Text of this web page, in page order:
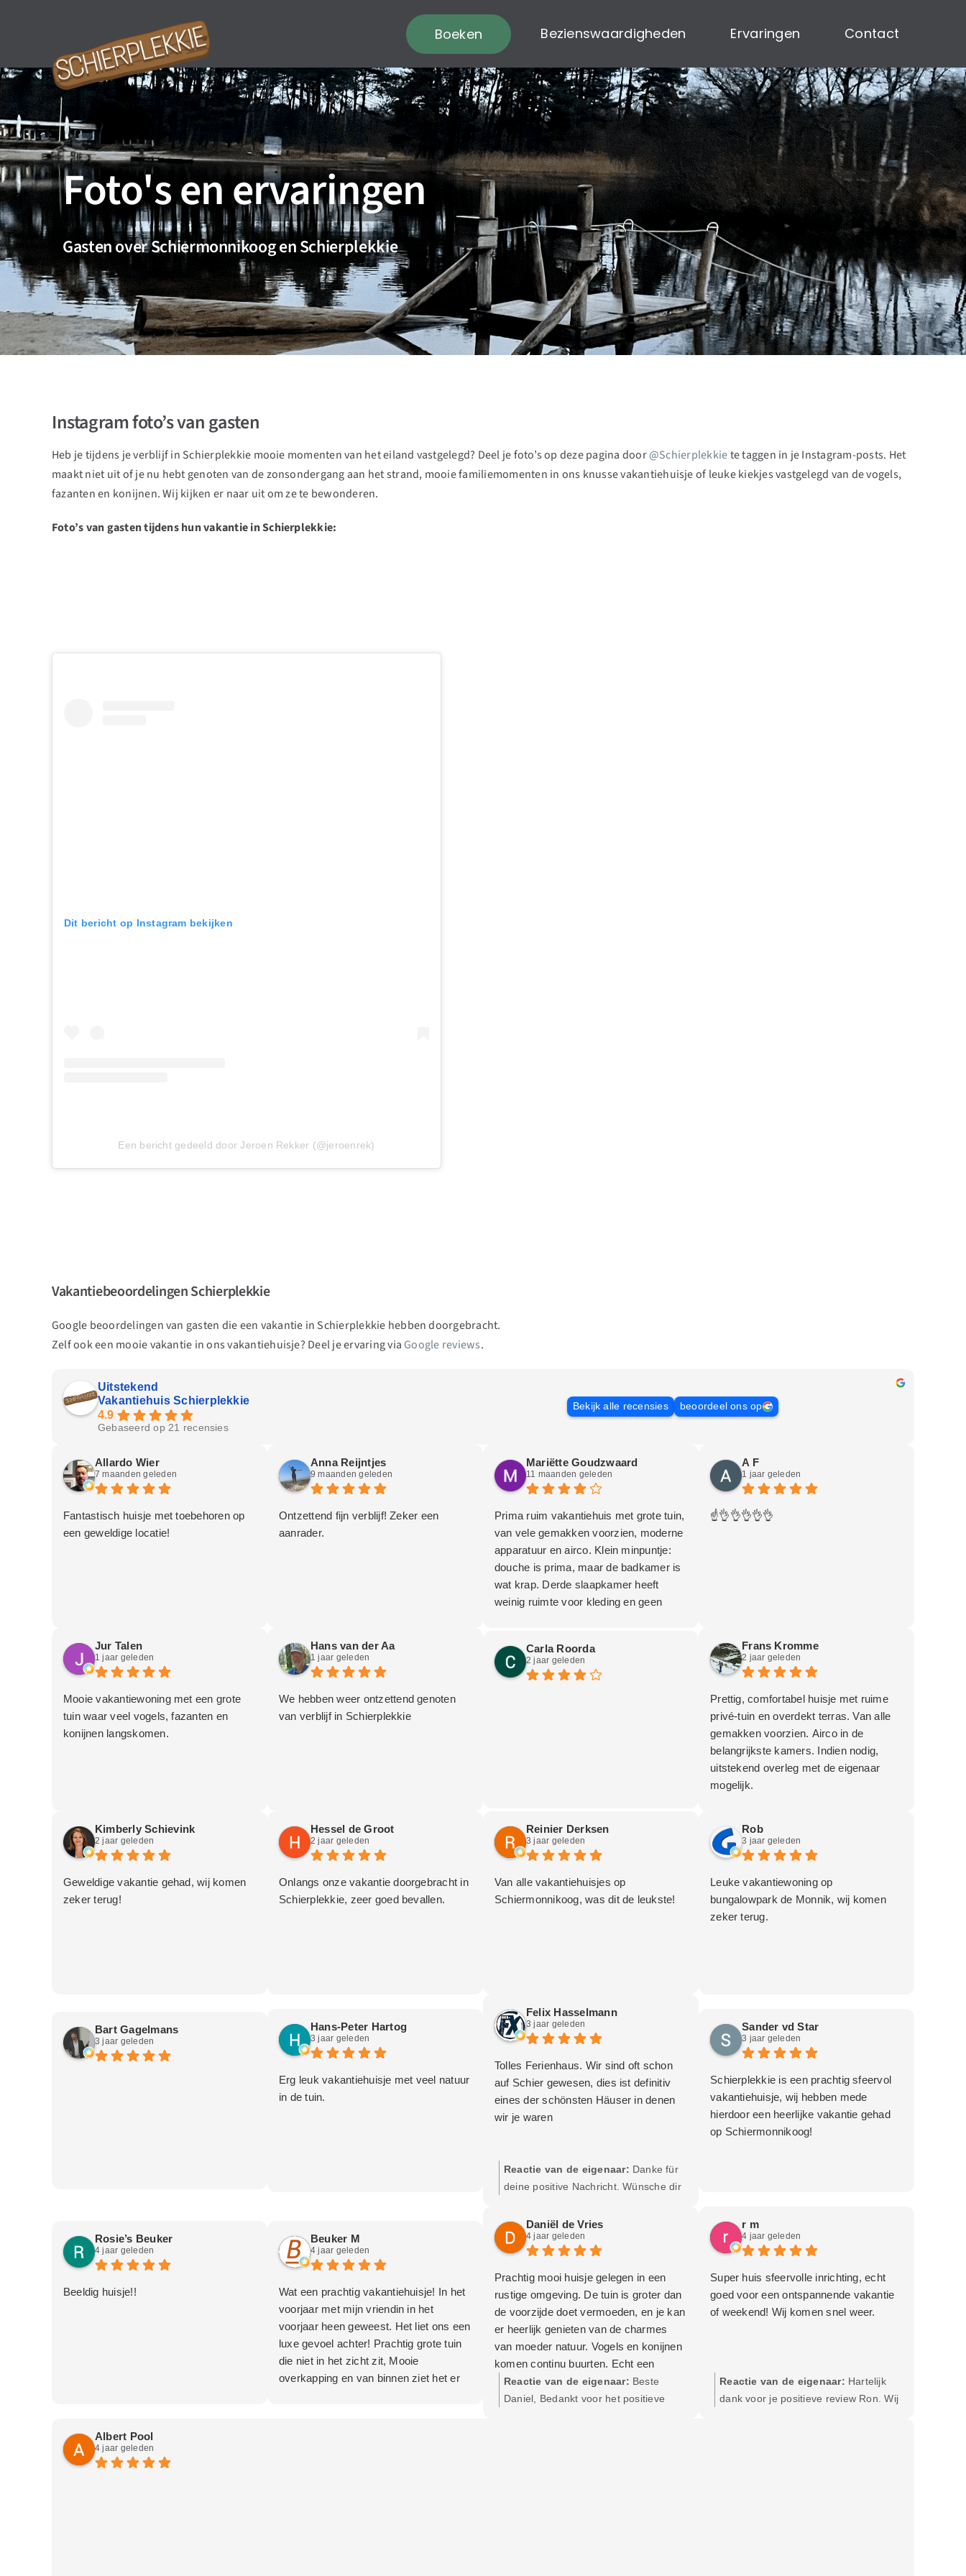
Boeken Bezienswaardigheden Ervaringen Contact
Foto's en ervaringen
Gasten over Schiermonnikoog en Schierplekkie
Instagram foto’s van gasten
Heb je tijdens je verblijf in Schierplekkie mooie momenten van het eiland vastgelegd? Deel je foto’s op deze pagina door@Schierplekkiete taggen in je Instagram-posts. Het
maakt niet uit of je nu hebt genoten van de zonsondergang aan het strand, mooie familiemomenten in ons knusse vakantiehuisje of leuke kiekjes vastgelegd van de vogels,
fazanten en konijnen. Wij kijken er naar uit om ze te bewonderen.
Foto’s van gasten tijdens hun vakantie in Schierplekkie:
Dit bericht op Instagram bekijken
Een bericht gedeeld door Jeroen Rekker (@jeroenrek)
Vakantiebeoordelingen Schierplekkie
Google beoordelingen van gasten die een vakantie in Schierplekkie hebben doorgebracht.
Zelf ook een mooie vakantie in ons vakantiehuisje? Deel je ervaring via Google reviews.
Uitstekend
Vakantiehuis Schierplekkie
4.9
Gebaseerd op 21 recensies
Bekijk alle recensies beoordeel ons op
Allardo Wier
7 maanden geleden
Fantastisch huisje met toebehoren op
een geweldige locatie!
Anna Reijntjes
9 maanden geleden
Ontzettend fijn verblijf! Zeker een
aanrader.
Mariëtte Goudzwaard
11 maanden geleden
Prima ruim vakantiehuis met grote tuin,
van vele gemakken voorzien, moderne
apparatuur en airco. Klein minpuntje:
douche is prima, maar de badkamer is
wat krap. Derde slaapkamer heeft
weinig ruimte voor kleding en geen
A F
1 jaar geleden
☝️👌👌👌👌👌
Jur Talen
1 jaar geleden
Mooie vakantiewoning met een grote
tuin waar veel vogels, fazanten en
konijnen langskomen.
Hans van der Aa
1 jaar geleden
We hebben weer ontzettend genoten
van verblijf in Schierplekkie
Carla Roorda
2 jaar geleden
Frans Kromme
2 jaar geleden
Prettig, comfortabel huisje met ruime
privé-tuin en overdekt terras. Van alle
gemakken voorzien. Airco in de
belangrijkste kamers. Indien nodig,
uitstekend overleg met de eigenaar
mogelijk.
Kimberly Schievink
2 jaar geleden
Geweldige vakantie gehad, wij komen
zeker terug!
Hessel de Groot
2 jaar geleden
Onlangs onze vakantie doorgebracht in
Schierplekkie, zeer goed bevallen.
Reinier Derksen
3 jaar geleden
Van alle vakantiehuisjes op
Schiermonnikoog, was dit de leukste!
Rob
3 jaar geleden
Leuke vakantiewoning op
bungalowpark de Monnik, wij komen
zeker terug.
Bart Gagelmans
3 jaar geleden
Hans-Peter Hartog
3 jaar geleden
Erg leuk vakantiehuisje met veel natuur
in de tuin.
Felix Hasselmann
3 jaar geleden
Tolles Ferienhaus. Wir sind oft schon
auf Schier gewesen, dies ist definitiv
eines der schönsten Häuser in denen
wir je waren
Reactie van de eigenaar: Danke für
deine positive Nachricht. Wünsche dir
Sander vd Star
3 jaar geleden
Schierplekkie is een prachtig sfeervol
vakantiehuisje, wij hebben mede
hierdoor een heerlijke vakantie gehad
op Schiermonnikoog!
Rosie’s Beuker
4 jaar geleden
Beeldig huisje!!
Beuker M
4 jaar geleden
Wat een prachtig vakantiehuisje! In het
voorjaar met mijn vriendin in het
voorjaar heen geweest. Het liet ons een
luxe gevoel achter! Prachtig grote tuin
die niet in het zicht zit, Mooie
overkapping en van binnen ziet het er
Daniël de Vries
4 jaar geleden
Prachtig mooi huisje gelegen in een
rustige omgeving. De tuin is groter dan
de voorzijde doet vermoeden, en je kan
er heerlijk genieten van de charmes
van moeder natuur. Vogels en konijnen
komen continu buurten. Echt een
heerlijke plek om te ontspannen. Het
terras is voorzien van een royale
Reactie van de eigenaar: Beste
Daniel, Bedankt voor het positieve
r m
4 jaar geleden
Super huis sfeervolle inrichting, echt
goed voor een ontspannende vakantie
of weekend! Wij komen snel weer.
Reactie van de eigenaar: Hartelijk
dank voor je positieve review Ron. Wij
Albert Pool
4 jaar geleden